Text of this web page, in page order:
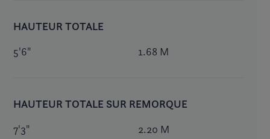
HAUTEUR TOTALE
5'6" 1.68 M
HAUTEUR TOTALE SUR REMORQUE
7'3" 2.20 M